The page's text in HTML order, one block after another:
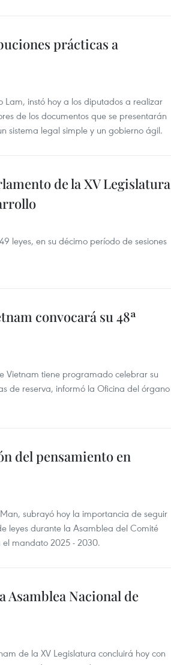
prácticas a
Lam, instó hoy a los diputados a realizar
de los documentos que se presentarán
sistema legal simple y un gobierno ágil.
de la XV Legislatura
leyes, en su décimo período de sesiones
convocará su 48ª
Vietnam tiene programado celebrar su
de reserva, informó la Oficina del órgano
del pensamiento en
subrayó hoy la importancia de seguir
leyes durante la Asamblea del Comité
mandato 2025 - 2030.
Asamblea Nacional de
de la XV Legislatura concluirá hoy con